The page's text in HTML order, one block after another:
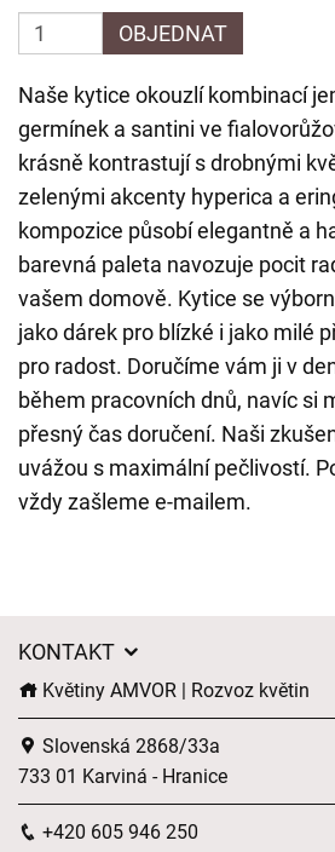
OBJEDNAT
Naše kytice okouzlí kombinací
germínek a santini ve
krásně kontrastují s drobnými
zelenými akcenty hyperica a
kompozice působí elegantně a
barevná paleta navozuje pocit
vašem domově. Kytice se
jako dárek pro blízké i jako milé
pro radost. Doručíme vám ji v
během pracovních dnů, navíc si
přesný čas doručení. Naši
uvážou s maximální pečlivostí.
vždy zašleme e-mailem.
KONTAKT
Květiny AMVOR | Rozvoz květin
Slovenská 2868/33a
733 01 Karviná - Hranice
+420 605 946 250